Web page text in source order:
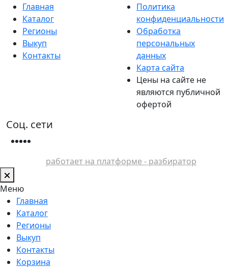
Главная
Каталог
Регионы
Выкуп
Контакты
Политика
конфиденциальности
Обработка
персональных
данных
Карта сайта
Цены на сайте не
являются публичной
офертой
Соц. сети
работает на платформе - разбиратор
Меню
Главная
Каталог
Регионы
Выкуп
Контакты
Корзина